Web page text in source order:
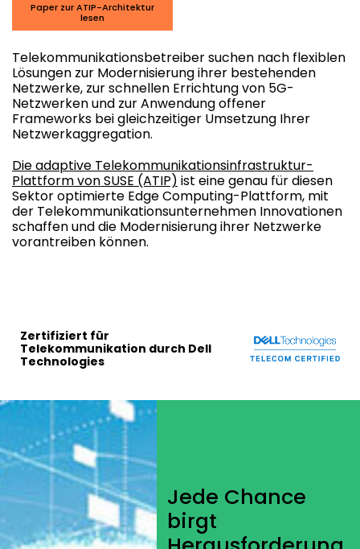
Paper zur ATIP-Architektur
lesen
Telekommunikationsbetreiber suchen nach flexiblen
Lösungen zur Modernisierung ihrer bestehenden
Netzwerke, zur schnellen Errichtung von 5G-
Netzwerken und zur Anwendung offener
Frameworks bei gleichzeitiger Umsetzung Ihrer
Netzwerkaggregation.
Die adaptive Telekommunikationsinfrastruktur-
Plattform von SUSE (ATIP) ist eine genau für diesen
Sektor optimierte Edge Computing-Plattform, mit
der Telekommunikationsunternehmen Innovationen
schaffen und die Modernisierung ihrer Netzwerke
vorantreiben können.
Zertifiziert für
Telekommunikation durch Dell
Technologies
Jede Chance
birgt